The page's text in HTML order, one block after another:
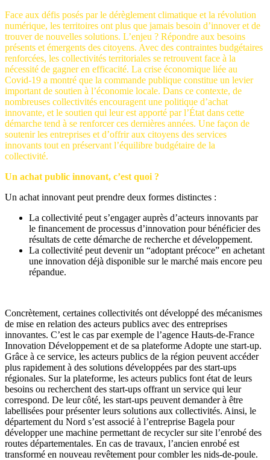
Face aux défis posés par le dérèglement climatique et la révolution
numérique, les territoires ont plus que jamais besoin d’innover et de
trouver de nouvelles solutions. L’enjeu ? Répondre aux besoins
présents et émergents des citoyens. Avec des contraintes budgétaires
renforcées, les collectivités territoriales se retrouvent face à la
nécessité de gagner en efficacité. La crise économique liée au
Covid-19 a montré que la commande publique constitue un levier
important de soutien à l’économie locale. Dans ce contexte, de
nombreuses collectivités encouragent une politique d’achat
innovante, et le soutien qui leur est apporté par l’État dans cette
démarche tend à se renforcer ces dernières années. Une façon de
soutenir les entreprises et d’offrir aux citoyens des services
innovants tout en préservant l’équilibre budgétaire de la
collectivité.
Un achat public innovant, c’est quoi ?
Un achat innovant peut prendre deux formes distinctes :
La collectivité peut s’engager auprès d’acteurs innovants par
le financement de processus d’innovation pour bénéficier des
résultats de cette démarche de recherche et développement.
La collectivité peut devenir un “adoptant précoce” en achetant
une innovation déjà disponible sur le marché mais encore peu
répandue.
Concrètement, certaines collectivités ont développé des mécanismes
de mise en relation des acteurs publics avec des entreprises
innovantes. C’est le cas par exemple de l’agence Hauts-de-France
Innovation Développement et de sa plateforme Adopte une start-up.
Grâce à ce service, les acteurs publics de la région peuvent accéder
plus rapidement à des solutions développées par des start-ups
régionales. Sur la plateforme, les acteurs publics font état de leurs
besoins ou recherchent des start-ups offrant un service qui leur
correspond. De leur côté, les start-ups peuvent demander à être
labellisées pour présenter leurs solutions aux collectivités. Ainsi, le
département du Nord s’est associé à l’entreprise Bagela pour
développer une machine permettant de recycler sur site l’enrobé des
routes départementales. En cas de travaux, l’ancien enrobé est
transformé en nouveau revêtement pour combler les nids-de-poule.